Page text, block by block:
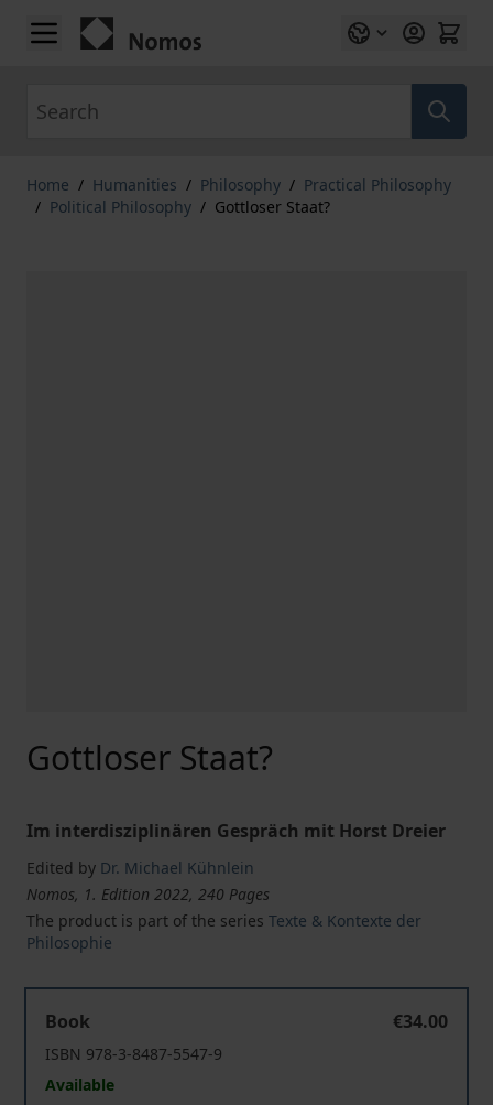
Skip to Content
Home / Humanities / Philosophy / Practical Philosophy
/ Political Philosophy / Gottloser Staat?
Gottloser Staat?
Im interdisziplinären Gespräch mit Horst Dreier
Edited by Dr. Michael Kühnlein
Nomos, 1. Edition 2022, 240 Pages
The product is part of the series Texte & Kontexte der
Philosophie
Book
€34.00
ISBN 978-3-8487-5547-9
Available